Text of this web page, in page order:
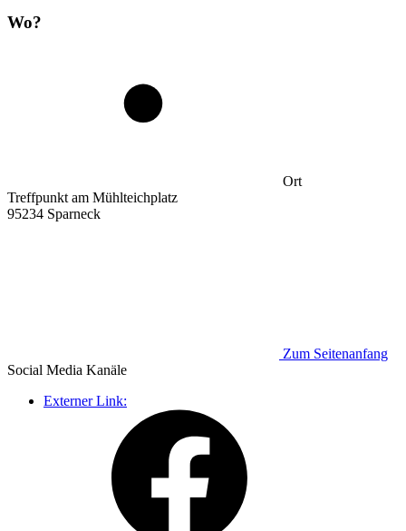
Wo?
Ort
Treffpunkt am Mühlteichplatz
95234 Sparneck
Zum Seitenanfang
Social Media Kanäle
Externer Link: